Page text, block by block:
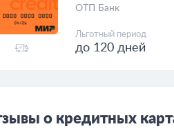
ОТП Банк
Льготный период
до 120 дней
о кредитных